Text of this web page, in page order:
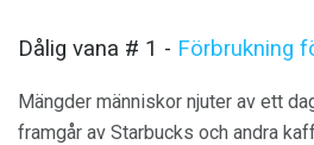
Dålig vana # 1 - Förbrukning
Mängder människor njuter av ett
framgår av Starbucks och andra